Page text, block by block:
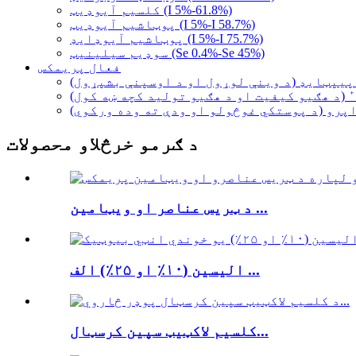
کلسیم آیوډیټ (I 5%-61.8%)
پوټاشیم آیوډیټ (I 5%-I 58.7%)
پوټاشیم آیوډایډ (I 5%-I 75.7%)
سوډیم سیلینیټ (Se 0.4%-Se 45%)
فعال پریمکس
پیپټایډ (د وینې لوړول او د اوسپنې بشپړول)
(د هګیو کیفیت او د هګیو تولید کچه ښه کول)
(د پوستکي غوڅولو او ودې ته وده ورکوي)
د ګرمو خرڅلاو محصولات
د ټریس عناصر او ویټامین ...
الیسین (۱۰٪ او ۲۵٪) الف ...
کلسیم لاکټیټ سپین کرسټال...